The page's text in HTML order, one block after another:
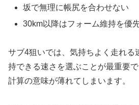
坂で無理に帳尻を合わせない
30km以降はフォーム維持を優
サブ4狙いでは、気持ちよく走れる
持できる速さを選ぶことが最重要
計算の意味が薄れてしまいます。